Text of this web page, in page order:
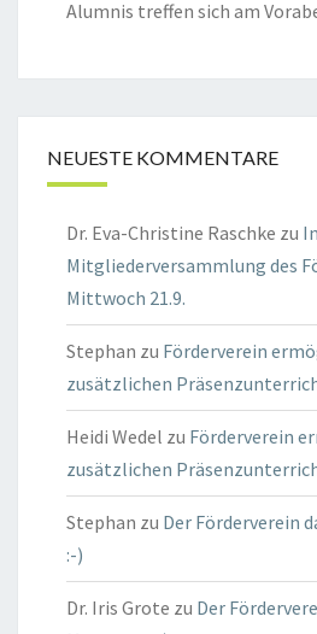
Alumnis treffen sich am
NEUESTE KOMMENTARE
Dr. Eva-Christine Raschke zu
Mitgliederversammlung des
Mittwoch 21.9.
Stephan zu Förderverein
zusätzlichen
Heidi Wedel zu Förderverein
zusätzlichen
Stephan zu Der Förderverein
:-)
Dr. Iris Grote zu Der